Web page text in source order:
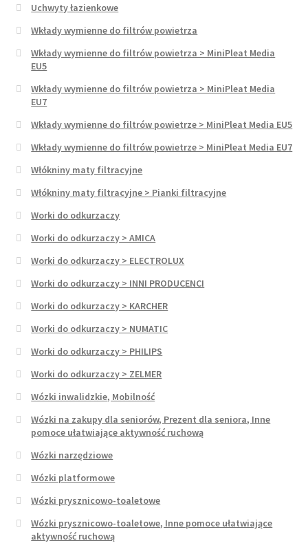
Uchwyty łazienkowe
Wkłady wymienne do filtrów powietrza
Wkłady wymienne do filtrów powietrza > MiniPleat Media
EU5
Wkłady wymienne do filtrów powietrza > MiniPleat Media
EU7
Wkłady wymienne do filtrów powietrze > MiniPleat Media EU5
Wkłady wymienne do filtrów powietrze > MiniPleat Media EU7
Włókniny maty filtracyjne
Włókniny maty filtracyjne > Pianki filtracyjne
Worki do odkurzaczy
Worki do odkurzaczy > AMICA
Worki do odkurzaczy > ELECTROLUX
Worki do odkurzaczy > INNI PRODUCENCI
Worki do odkurzaczy > KARCHER
Worki do odkurzaczy > NUMATIC
Worki do odkurzaczy > PHILIPS
Worki do odkurzaczy > ZELMER
Wózki inwalidzkie, Mobilność
Wózki na zakupy dla seniorów, Prezent dla seniora, Inne
pomoce ułatwiające aktywność ruchową
Wózki narzędziowe
Wózki platformowe
Wózki prysznicowo-toaletowe
Wózki prysznicowo-toaletowe, Inne pomoce ułatwiające
aktywność ruchową